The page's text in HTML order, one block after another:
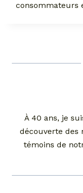
consommateurs
À 40 ans, je
découverte des
témoins de